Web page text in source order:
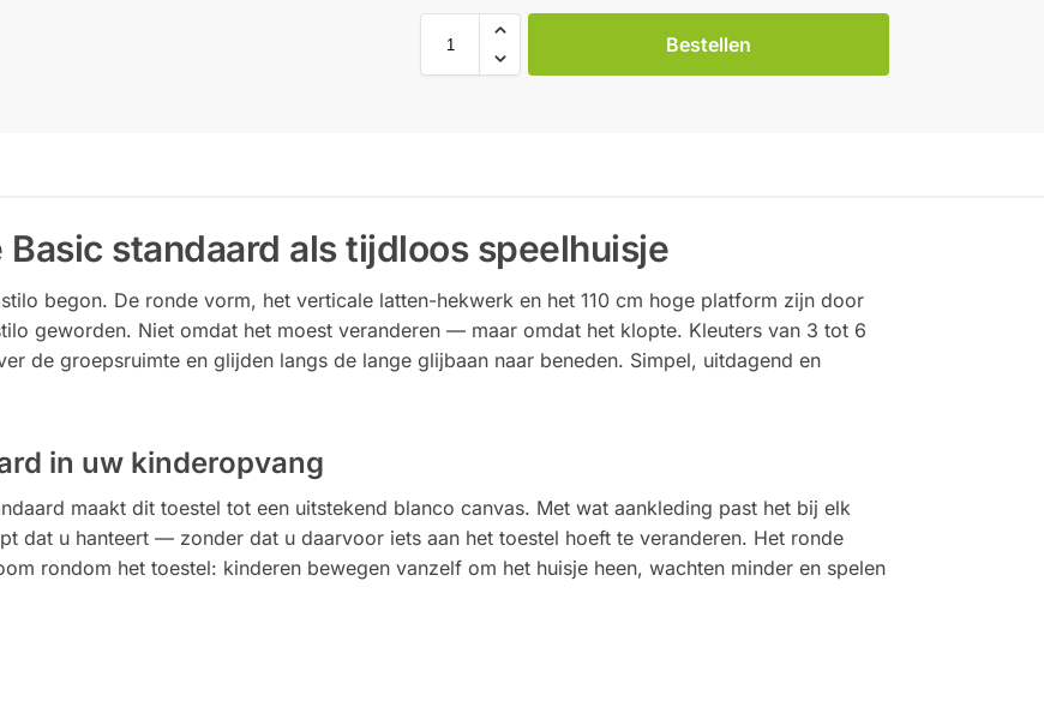
Bestellen
standaard als tijdloos speelhuisje
begon. De ronde vorm, het verticale latten-hekwerk en het 110 cm hoge platform zijn door
geworden. Niet omdat het moest veranderen — maar omdat het klopte. Kleuters van 3 tot 6
de groepsruimte en glijden langs de lange glijbaan naar beneden. Simpel, uitdagend en
in uw kinderopvang
maakt dit toestel tot een uitstekend blanco canvas. Met wat aankleding past het bij elk
dat u hanteert — zonder dat u daarvoor iets aan het toestel hoeft te veranderen. Het ronde
rondom het toestel: kinderen bewegen vanzelf om het huisje heen, wachten minder en spelen